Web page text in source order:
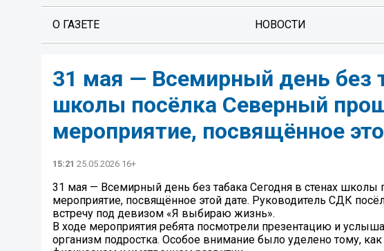
О ГАЗЕТЕ НОВОСТИ
31 мая — Всемирный день без
школы посёлка Северный
мероприятие, посвящённое
15:21 25.05.2026 16+
31 мая — Всемирный день без табака Сегодня в стенах
мероприятие, посвящённое этой дате. Руководитель СДК
встречу под девизом «Я выбираю жизнь».
В ходе мероприятия ребята посмотрели презентацию и
организм подростка. Особое внимание было уделено тому,